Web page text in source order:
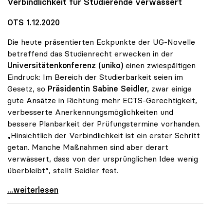
OTS 1.12.2020
Die heute präsentierten Eckpunkte der UG-Novelle
betreffend das Studienrecht erwecken in der
Universitätenkonferenz (uniko) einen zwiespältigen
Eindruck: Im Bereich der Studierbarkeit seien im
Gesetz, so Präsidentin Sabine Seidler, zwar einige
gute Ansätze in Richtung mehr ECTS-Gerechtigkeit,
verbesserte Anerkennungsmöglichkeiten und
bessere Planbarkeit der Prüfungstermine vorhanden.
„Hinsichtlich der Verbindlichkeit ist ein erster Schritt
getan. Manche Maßnahmen sind aber derart
verwässert, dass von der ursprünglichen Idee wenig
überbleibt“, stellt Seidler fest.
Seidler zu Studienrecht: Erste Schritte sind getan
...weiterlesen